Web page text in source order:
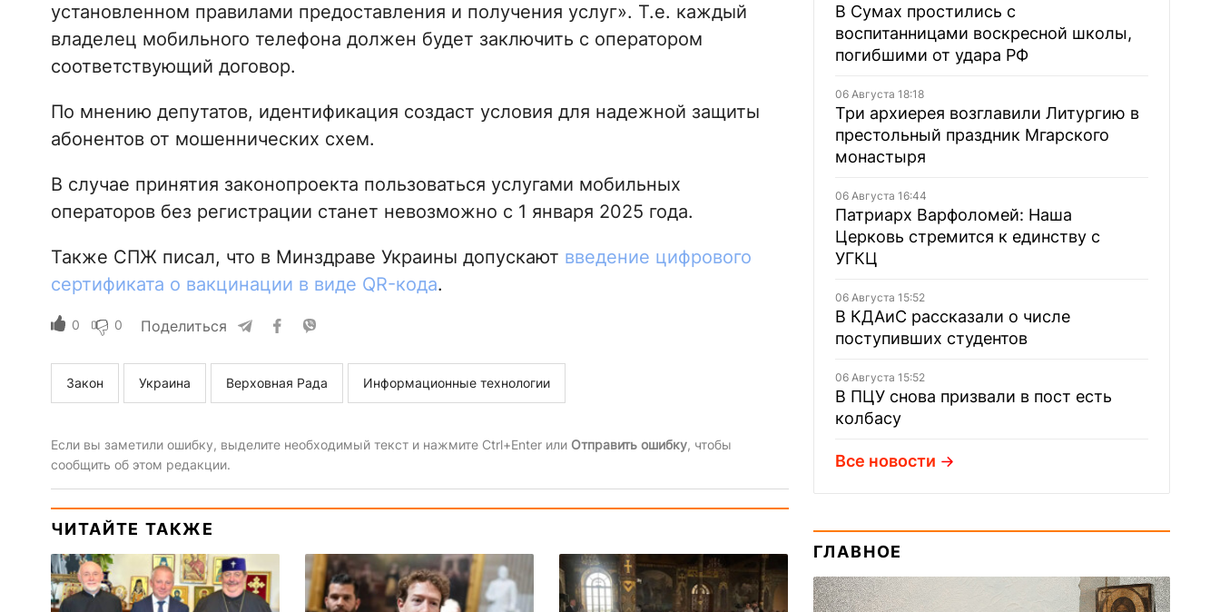
установленном правилами предоставления и получения услуг». Т.е. каждый
владелец мобильного телефона должен будет заключить с оператором
соответствующий договор.
По мнению депутатов, идентификация создаст условия для надежной защиты
абонентов от мошеннических схем.
В случае принятия законопроекта пользоваться услугами мобильных
операторов без регистрации станет невозможно с 1 января 2025 года.
Также СПЖ писал, что в Минздраве Украины допускают введение цифрового
сертификата о вакцинации в виде QR-кода.
0 0 Поделиться
Закон Украина Верховная Рада Информационные технологии
Если вы заметили ошибку, выделите необходимый текст и нажмите Ctrl+Enter или Отправить ошибку, чтобы
сообщить об этом редакции.
ЧИТАЙТЕ ТАКЖЕ
В Сумах простились с
воспитанницами воскресной школы,
погибшими от удара РФ
06 Августа 18:18
Три архиерея возглавили Литургию в
престольный праздник Мгарского
монастыря
06 Августа 16:44
Патриарх Варфоломей: Наша
Церковь стремится к единству с
УГКЦ
06 Августа 15:52
В КДАиС рассказали о числе
поступивших студентов
06 Августа 15:52
В ПЦУ снова призвали в пост есть
колбасу
Все новости
ГЛАВНОЕ